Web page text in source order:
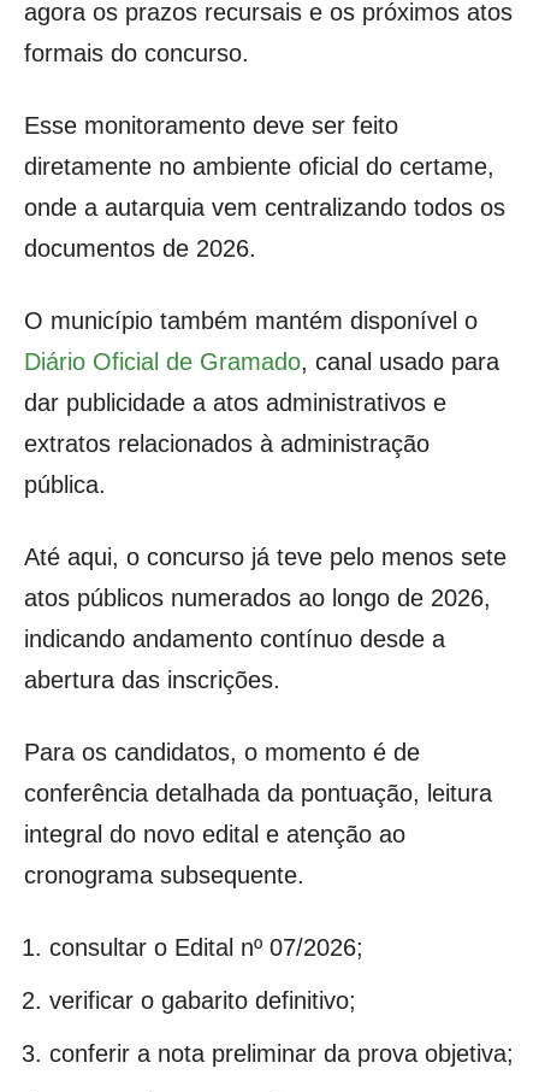
agora os prazos recursais e os próximos atos
formais do concurso.
Esse monitoramento deve ser feito
diretamente no ambiente oficial do certame,
onde a autarquia vem centralizando todos os
documentos de 2026.
O município também mantém disponível o
Diário Oficial de Gramado, canal usado para
dar publicidade a atos administrativos e
extratos relacionados à administração
pública.
Até aqui, o concurso já teve pelo menos sete
atos públicos numerados ao longo de 2026,
indicando andamento contínuo desde a
abertura das inscrições.
Para os candidatos, o momento é de
conferência detalhada da pontuação, leitura
integral do novo edital e atenção ao
cronograma subsequente.
consultar o Edital nº 07/2026;
verificar o gabarito definitivo;
conferir a nota preliminar da prova objetiva;